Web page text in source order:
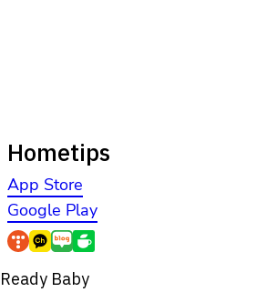
Hometips
App Store
Google Play
Ready Baby